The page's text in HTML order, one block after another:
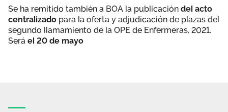
Se ha remitido también a BOA la publicación del acto
centralizado para la oferta y adjudicación de plazas del
segundo llamamiento de la OPE de Enfermeras, 2021.
Será el 20 de mayo